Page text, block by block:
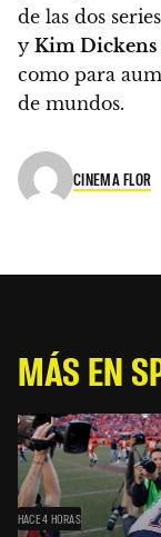
de las dos
y Kim Dickens
como para
de mundos.
CINEMA FLOR
MÁS EN
HACE 4 HORAS